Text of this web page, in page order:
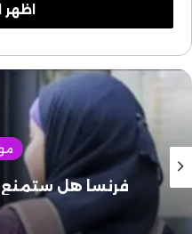
والاعتراف بإسرائيل دولة
القدس من المفاوضات،
واستمرار الاستيطان،
ومسمع من العالم وخصوصا
فعل يذكر حتى الآن .
وأمام هذا الوضع المؤسف
الاتحاد العالمي لعلماء
اظهر
فرنسا هل ستمنع